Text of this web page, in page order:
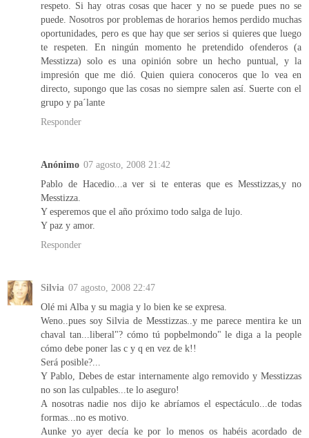
respeto. Si hay otras cosas que hacer y no se puede pues no se
puede. Nosotros por problemas de horarios hemos perdido muchas
oportunidades, pero es que hay que ser serios si quieres que luego
te respeten. En ningún momento he pretendido ofenderos (a
Messtizza) solo es una opinión sobre un hecho puntual, y la
impresión que me dió. Quien quiera conoceros que lo vea en
directo, supongo que las cosas no siempre salen así. Suerte con el
grupo y pa´lante
Responder
Anónimo 07 agosto, 2008 21:42
Pablo de Hacedio...a ver si te enteras que es Messtizzas,y no
Messtizza.
Y esperemos que el año próximo todo salga de lujo.
Y paz y amor.
Responder
Silvia 07 agosto, 2008 22:47
Olé mi Alba y su magia y lo bien ke se expresa.
Weno..pues soy Silvia de Messtizzas..y me parece mentira ke un
chaval tan...liberal"? cómo tú popbelmondo" le diga a la people
cómo debe poner las c y q en vez de k!!
Será posible?...
Y Pablo, Debes de estar internamente algo removido y Messtizzas
no son las culpables...te lo aseguro!
A nosotras nadie nos dijo ke abríamos el espectáculo...de todas
formas...no es motivo.
Aunke yo ayer decía ke por lo menos os habéis acordado de